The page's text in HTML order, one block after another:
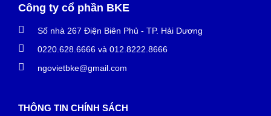
Công ty cổ phần BKE
Số nhà 267 Điện Biên Phủ - TP. Hải Dương
0220.628.6666 và 012.8222.8666
ngovietbke@gmail.com
THÔNG TIN CHÍNH SÁCH